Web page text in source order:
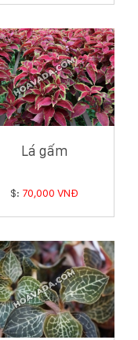
Lá gấm
$: 70,000 VNĐ